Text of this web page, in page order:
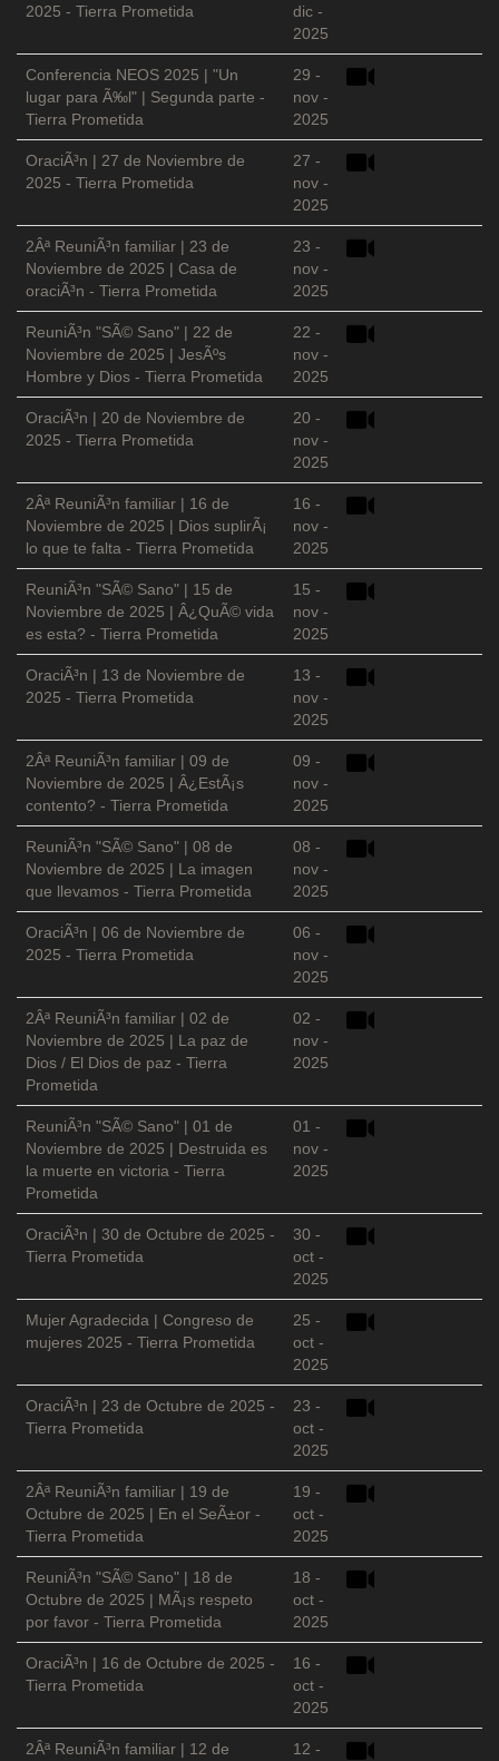
2025 - Tierra Prometida
dic -
2025
Conferencia NEOS 2025 | "Un
lugar para Ã‰l" | Segunda parte -
Tierra Prometida
29 -
nov -
2025
OraciÃ³n | 27 de Noviembre de
2025 - Tierra Prometida
27 -
nov -
2025
2Âª ReuniÃ³n familiar | 23 de
Noviembre de 2025 | Casa de
oraciÃ³n - Tierra Prometida
23 -
nov -
2025
ReuniÃ³n "SÃ© Sano" | 22 de
Noviembre de 2025 | JesÃºs
Hombre y Dios - Tierra Prometida
22 -
nov -
2025
OraciÃ³n | 20 de Noviembre de
2025 - Tierra Prometida
20 -
nov -
2025
2Âª ReuniÃ³n familiar | 16 de
Noviembre de 2025 | Dios suplirÃ¡
lo que te falta - Tierra Prometida
16 -
nov -
2025
ReuniÃ³n "SÃ© Sano" | 15 de
Noviembre de 2025 | Â¿QuÃ© vida
es esta? - Tierra Prometida
15 -
nov -
2025
OraciÃ³n | 13 de Noviembre de
2025 - Tierra Prometida
13 -
nov -
2025
2Âª ReuniÃ³n familiar | 09 de
Noviembre de 2025 | Â¿EstÃ¡s
contento? - Tierra Prometida
09 -
nov -
2025
ReuniÃ³n "SÃ© Sano" | 08 de
Noviembre de 2025 | La imagen
que llevamos - Tierra Prometida
08 -
nov -
2025
OraciÃ³n | 06 de Noviembre de
2025 - Tierra Prometida
06 -
nov -
2025
2Âª ReuniÃ³n familiar | 02 de
Noviembre de 2025 | La paz de
Dios / El Dios de paz - Tierra
Prometida
02 -
nov -
2025
ReuniÃ³n "SÃ© Sano" | 01 de
Noviembre de 2025 | Destruida es
la muerte en victoria - Tierra
Prometida
01 -
nov -
2025
OraciÃ³n | 30 de Octubre de 2025 -
Tierra Prometida
30 -
oct -
2025
Mujer Agradecida | Congreso de
mujeres 2025 - Tierra Prometida
25 -
oct -
2025
OraciÃ³n | 23 de Octubre de 2025 -
Tierra Prometida
23 -
oct -
2025
2Âª ReuniÃ³n familiar | 19 de
Octubre de 2025 | En el SeÃ±or -
Tierra Prometida
19 -
oct -
2025
ReuniÃ³n "SÃ© Sano" | 18 de
Octubre de 2025 | MÃ¡s respeto
por favor - Tierra Prometida
18 -
oct -
2025
OraciÃ³n | 16 de Octubre de 2025 -
Tierra Prometida
16 -
oct -
2025
2Âª ReuniÃ³n familiar | 12 de
12 -